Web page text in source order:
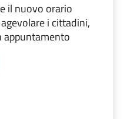
il nuovo orario
i cittadini,
appuntamento